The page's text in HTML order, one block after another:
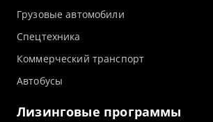
Грузовые автомобили
Спецтехника
Коммерческий транспорт
Автобусы
Лизинговые программы